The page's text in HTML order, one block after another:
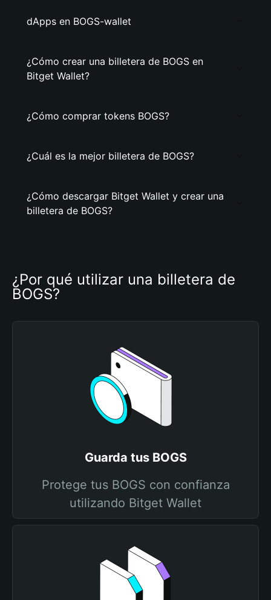
dApps en BOGS-wallet
¿Cómo crear una billetera de BOGS en
Bitget Wallet?
¿Cómo comprar tokens BOGS?
¿Cuál es la mejor billetera de BOGS?
¿Cómo descargar Bitget Wallet y crear una
billetera de BOGS?
¿Por qué utilizar una billetera de
BOGS?
Guarda tus BOGS
Protege tus BOGS con confianza
utilizando Bitget Wallet